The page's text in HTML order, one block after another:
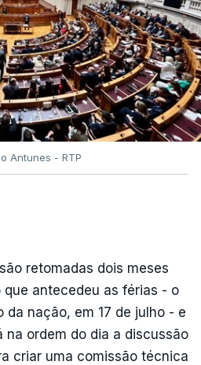
Antunes - RTP
retomadas dois meses
que antecedeu as férias - o
da nação, em 17 de julho - e
na ordem do dia a discussão
criar uma comissão técnica